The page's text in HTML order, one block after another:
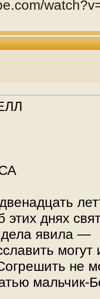
этих днях
дела явила —
могут
не
мальчик-